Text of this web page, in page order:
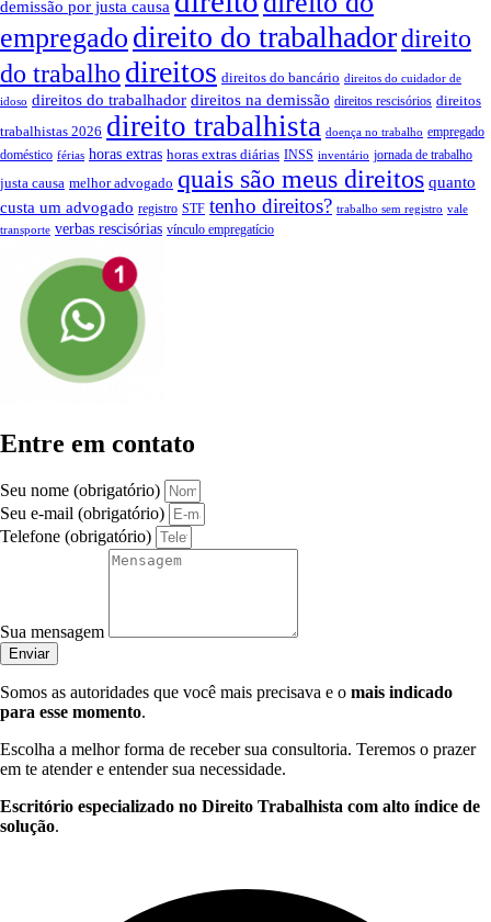
demissão por justa causa
empregado direito do trabalhadordireito
do trabalho direitos direitos do bancário direitos do cuidador de
idoso direitos do trabalhador direitos na demissão direitos rescisórios direitos
trabalhistas 2026 direito trabalhista doença no trabalho empregado
doméstico férias horas extras horas extras diárias INSS inventário jornada de trabalho
justa causa melhor advogado quais são meus direitos quanto
custa um advogado registro STF tenho direitos? trabalho sem registro vale
transporte verbas rescisórias vínculo empregatício
Entre em contato
Seu nome (obrigatório)
Seu e-mail (obrigatório)
Telefone (obrigatório)
Sua mensagem
Enviar
Somos as autoridades que você mais precisava e o mais indicado
para esse momento.
Escolha a melhor forma de receber sua consultoria. Teremos o prazer
em te atender e entender sua necessidade.
Escritório especializado no Direito Trabalhista com alto índice de
solução.